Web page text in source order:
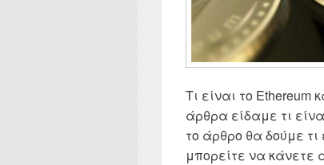
Τι είναι το
άρθρα είδαμε τι
το άρθρο θα δούμε τι
μπορείτε να κάνετε